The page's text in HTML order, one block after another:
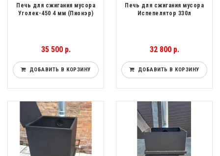
Печь для сжигания мусора
Уголек-450 4 мм (Пионэр)
35 500 р.
ДОБАВИТЬ В КОРЗИНУ
Печь для сжигания мусора
Испепелятор 330л
32 800 р.
ДОБАВИТЬ В КОРЗИНУ